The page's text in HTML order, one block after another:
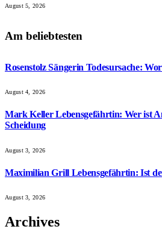
August 5, 2026
Am beliebtesten
Rosenstolz Sängerin Todesursache:
August 4, 2026
Mark Keller Lebensgefährtin: Wer ist
Scheidung
August 3, 2026
Maximilian Grill Lebensgefährtin: Ist
August 3, 2026
Archives